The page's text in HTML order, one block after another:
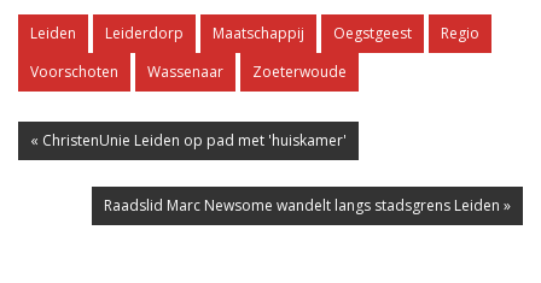
Leiden Leiderdorp Maatschappij Oegstgeest
Regio
Voorschoten
Wassenaar Zoeterwoude
« ChristenUnie Leiden op pad met 'huiskamer'
Raadslid Marc Newsome wandelt langs stadsgrens Leiden »